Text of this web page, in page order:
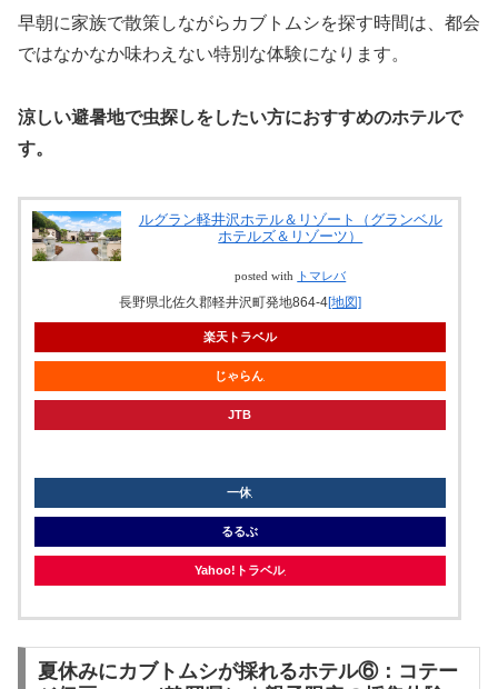
早朝に家族で散策しながらカブトムシを探す時間は、都会
ではなかなか味わえない特別な体験になります。
涼しい避暑地で虫探しをしたい方におすすめのホテルで
す。
ルグラン軽井沢ホテル＆リゾート（グランベル
ホテルズ＆リゾーツ）
posted with トマレバ
長野県北佐久郡軽井沢町発地864-4[地図]
楽天トラベル
じゃらん
JTB
一休
るるぶ
Yahoo!トラベル
夏休みにカブトムシが採れるホテル⑥：コテー